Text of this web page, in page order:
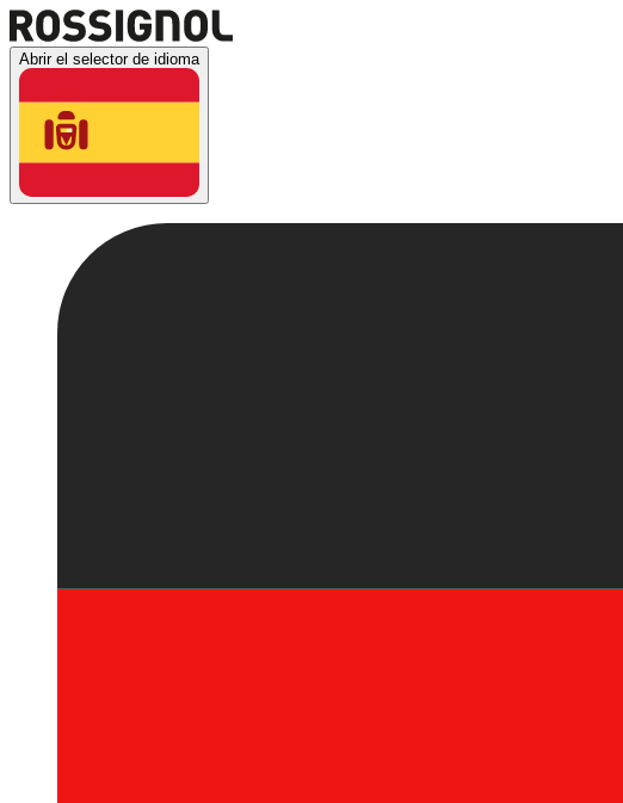
Abrir el selector de idioma